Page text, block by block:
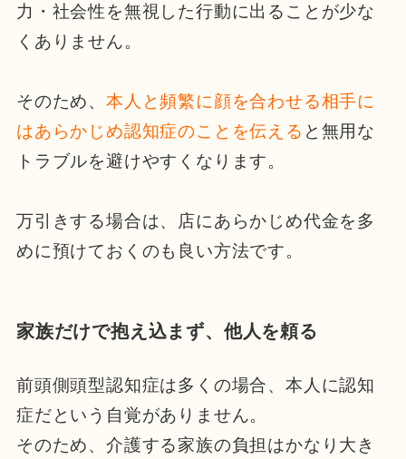
力・社会性を無視した行動に出ることが少な
くありません。
そのため、 本人と頻繁に顔を合わせる相手に
はあらかじめ認知症のことを伝える と無用な
トラブルを避けやすくなります。
万引きする場合は、店にあらかじめ代金を多
めに預けておくのも良い方法です。
家族だけで抱え込まず、他人を頼る
前頭側頭型認知症は多くの場合、本人に認知
症だという自覚がありません。
そのため、介護する家族の負担はかなり大き